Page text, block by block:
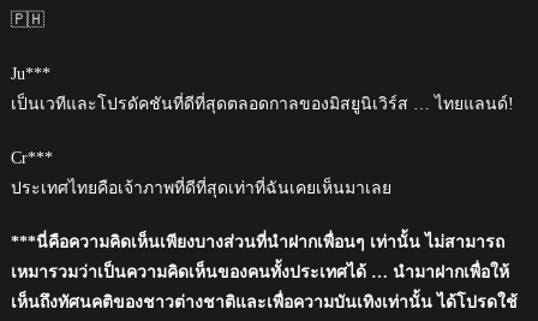
🇵🇭
Ju***
เป็นเวทีและโปรดัคชันที่ดีที่สุดตลอดกาลของมิสยูนิเวิร์ส … ไทยแลนด์!
Cr***
ประเทศไทยคือเจ้าภาพที่ดีที่สุดเท่าที่ฉันเคยเห็นมาเลย
***นี่คือความคิดเห็นเพียงบางส่วนที่นำฝากเพื่อนๆ เท่านั้น ไม่สามารถ
เหมารวมว่าเป็นความคิดเห็นของคนทั้งประเทศได้ … นำมาฝากเพื่อให้
เห็นถึงทัศนคติของชาวต่างชาติและเพื่อความบันเทิงเท่านั้น ได้โปรดใช้